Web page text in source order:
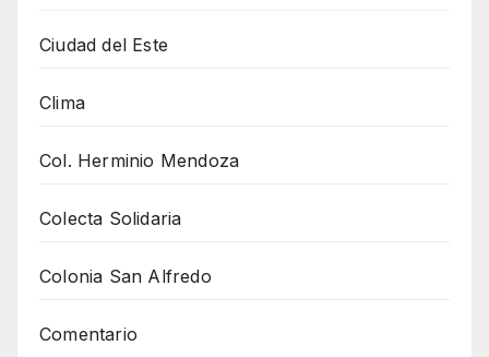
Ciudad del Este
Clima
Col. Herminio Mendoza
Colecta Solidaria
Colonia San Alfredo
Comentario